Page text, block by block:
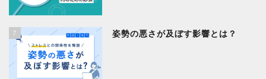
7 姿勢の悪さが及ぼす影響とは？